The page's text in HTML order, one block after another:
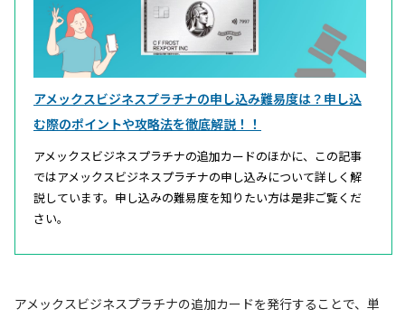
アメックスビジネスプラチナの申し込み難易度は？申し込
む際のポイントや攻略法を徹底解説！！
アメックスビジネスプラチナの追加カードのほかに、この記事
ではアメックスビジネスプラチナの申し込みについて詳しく解
説しています。申し込みの難易度を知りたい方は是非ご覧くだ
さい。
アメックスビジネスプラチナの追加カードを発行することで、単